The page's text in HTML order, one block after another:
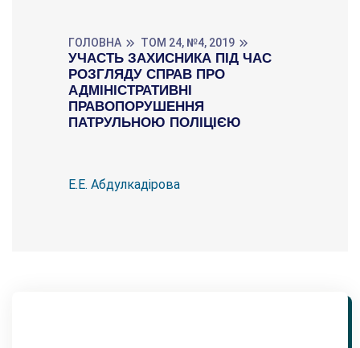
ГОЛОВНА ТОМ 24, №4, 2019
УЧАСТЬ ЗАХИСНИКА ПІД ЧАС
РОЗГЛЯДУ СПРАВ ПРО
АДМІНІСТРАТИВНІ
ПРАВОПОРУШЕННЯ
ПАТРУЛЬНОЮ ПОЛІЦІЄЮ
Е.Е. Абдулкадірова